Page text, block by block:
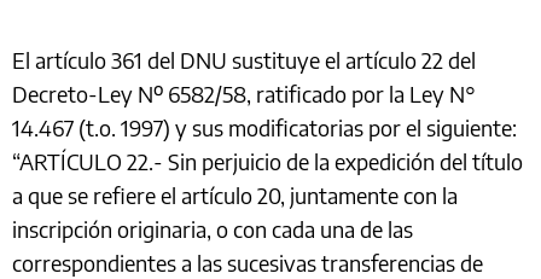
El artículo 361 del DNU sustituye el artículo 22 del
Decreto-Ley Nº 6582/58, ratificado por la Ley N°
14.467 (t.o. 1997) y sus modificatorias por el siguiente:
“ARTÍCULO 22.- Sin perjuicio de la expedición del título
a que se refiere el artículo 20, juntamente con la
inscripción originaria, o con cada una de las
correspondientes a las sucesivas transferencias de